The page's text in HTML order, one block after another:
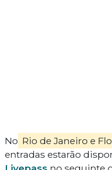
No Rio de Janeiro e
entradas estarão